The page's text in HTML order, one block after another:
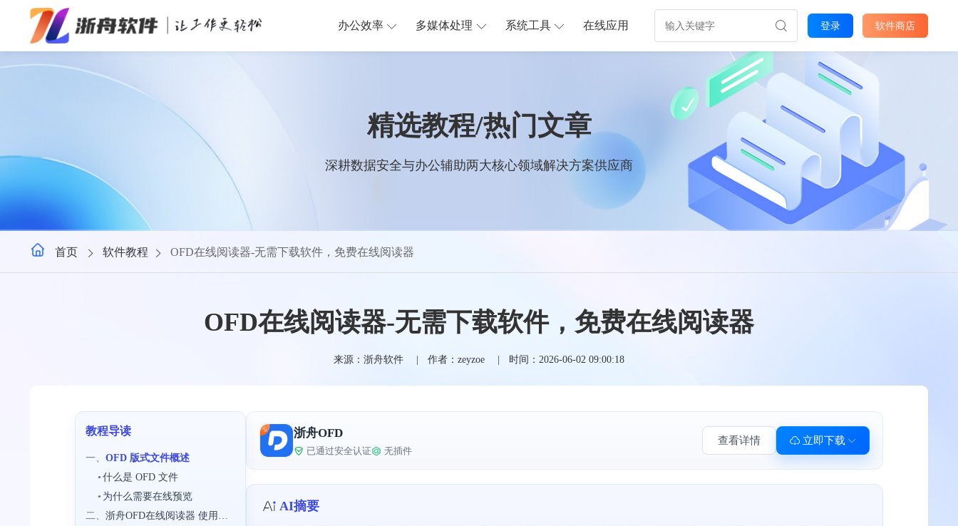
办公效率
办公效率 多媒体处理 系统工具 在线应用 登录 软件商店
精选教程/热门文章
深耕数据安全与办公辅助两大核心领域解决方案供应商
首页 软件教程 OFD在线阅读器-无需下载软件，免费在线阅读器
OFD在线阅读器-无需下载软件，免费在线阅读器
来源：浙舟软件 作者：zeyzoe 时间：2026-06-02 09:00:18
教程导读
一、 OFD 版式文件概述
• 什么是 OFD 文件
• 为什么需要在线预览
二、 浙舟OFD在线阅读器 使用教程
浙舟OFD
已通过安全认证 无插件
查看详情 立即下载
AI摘要